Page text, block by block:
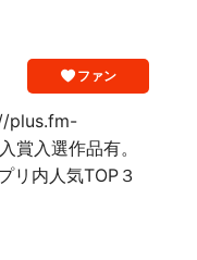
ファン
plus.fm-
入選作品有。
リ内人気TOP３